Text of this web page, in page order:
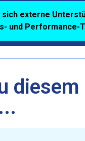
sich externe
und Performance-
diesem